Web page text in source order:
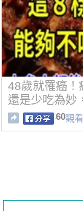
48歲就罹癌！
還是少吃為妙
去阿！
60觀看